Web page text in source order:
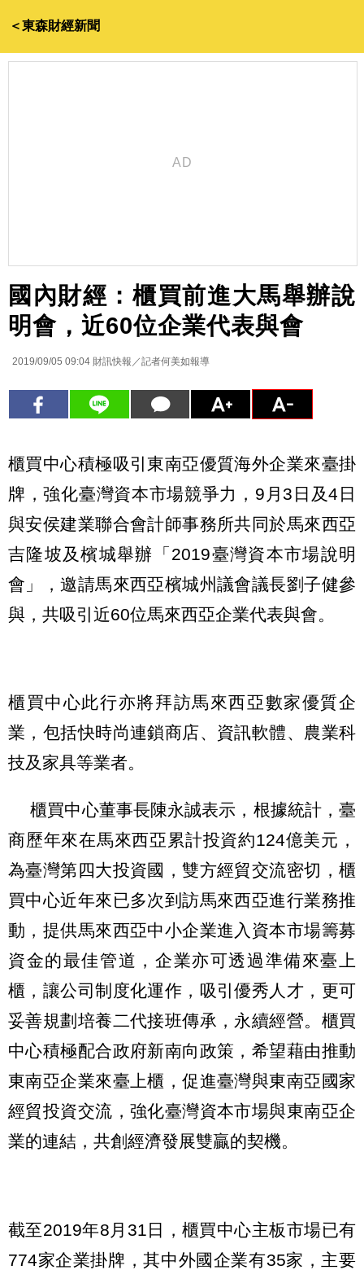
＜東森財經新聞
國內財經：櫃買前進大馬舉辦說
明會，近60位企業代表與會
2019/09/05 09:04 財訊快報／記者何美如報導
櫃買中心積極吸引東南亞優質海外企業來臺掛
牌，強化臺灣資本市場競爭力，9月3日及4日
與安侯建業聯合會計師事務所共同於馬來西亞
吉隆坡及檳城舉辦「2019臺灣資本市場說明
會」，邀請馬來西亞檳城州議會議長劉子健參
與，共吸引近60位馬來西亞企業代表與會。
櫃買中心此行亦將拜訪馬來西亞數家優質企
業，包括快時尚連鎖商店、資訊軟體、農業科
技及家具等業者。
櫃買中心董事長陳永誠表示，根據統計，臺
商歷年來在馬來西亞累計投資約124億美元，
為臺灣第四大投資國，雙方經貿交流密切，櫃
買中心近年來已多次到訪馬來西亞進行業務推
動，提供馬來西亞中小企業進入資本市場籌募
資金的最佳管道，企業亦可透過準備來臺上
櫃，讓公司制度化運作，吸引優秀人才，更可
妥善規劃培養二代接班傳承，永續經營。櫃買
中心積極配合政府新南向政策，希望藉由推動
東南亞企業來臺上櫃，促進臺灣與東南亞國家
經貿投資交流，強化臺灣資本市場與東南亞企
業的連結，共創經濟發展雙贏的契機。
截至2019年8月31日，櫃買中心主板市場已有
774家企業掛牌，其中外國企業有35家，主要